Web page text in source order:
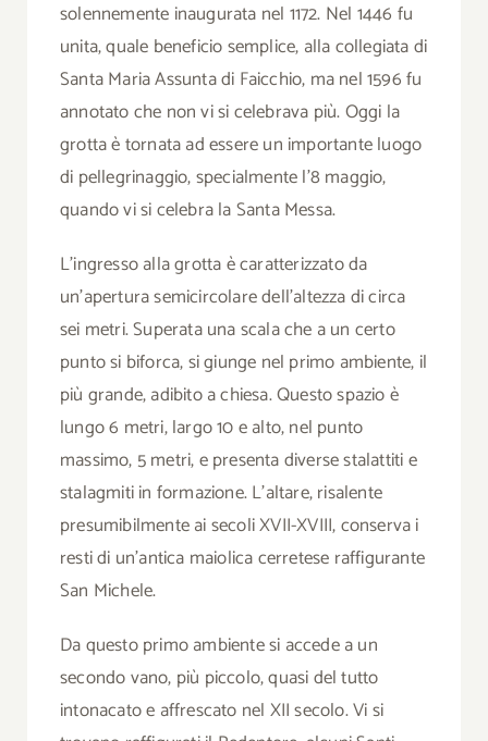
solennemente inaugurata nel 1172. Nel 1446 fu
unita, quale beneficio semplice, alla collegiata di
Santa Maria Assunta di Faicchio, ma nel 1596 fu
annotato che non vi si celebrava più. Oggi la
grotta è tornata ad essere un importante luogo
di pellegrinaggio, specialmente l’8 maggio,
quando vi si celebra la Santa Messa.
L’ingresso alla grotta è caratterizzato da
un’apertura semicircolare dell’altezza di circa
sei metri. Superata una scala che a un certo
punto si biforca, si giunge nel primo ambiente, il
più grande, adibito a chiesa. Questo spazio è
lungo 6 metri, largo 10 e alto, nel punto
massimo, 5 metri, e presenta diverse stalattiti e
stalagmiti in formazione. L’altare, risalente
presumibilmente ai secoli XVII-XVIII, conserva i
resti di un’antica maiolica cerretese raffigurante
San Michele.
Da questo primo ambiente si accede a un
secondo vano, più piccolo, quasi del tutto
intonacato e affrescato nel XII secolo. Vi si